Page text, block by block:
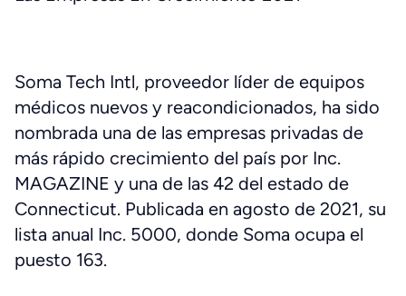
Soma Tech Intl, proveedor líder de equipos
médicos nuevos y reacondicionados, ha sido
nombrada una de las empresas privadas de
más rápido crecimiento del país por Inc.
MAGAZINE y una de las 42 del estado de
Connecticut. Publicada en agosto de 2021, su
lista anual Inc. 5000, donde Soma ocupa el
puesto 163.